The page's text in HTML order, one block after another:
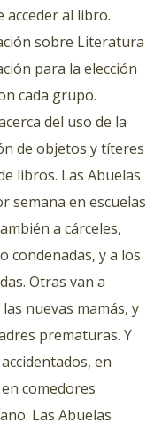
al libro.
sobre Literatura
para la elección
cada grupo.
del uso de la
de objetos y títeres
libros. Las Abuelas
semana en escuelas
a cárceles,
condenadas, y a los
Otras van a
nuevas mamás, y
prematuras. Y
en
comedores
Las Abuelas